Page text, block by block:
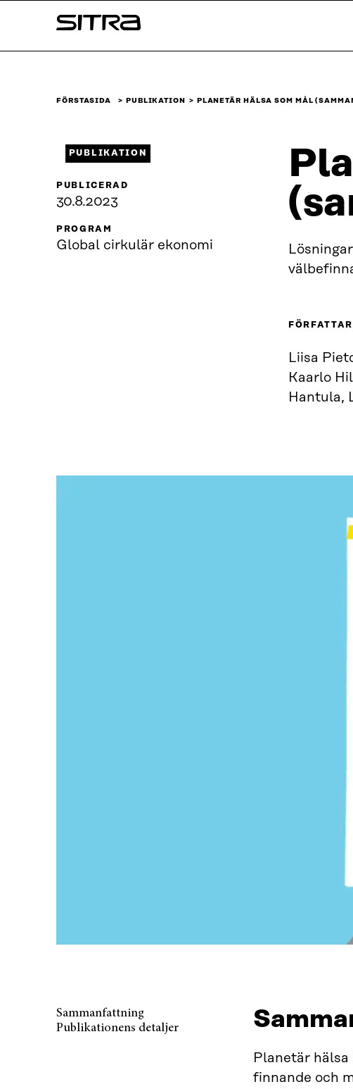
↓
Sitra
FÖRSTASIDA PUBLIKATION PLANETÄR HÄLSA SOM MÅL
Liisa
Kaarlo
Hantula,
PUBLIKATION
PUBLICERAD
30.8.2023
PROGRAM
Global cirkulär ekonomi
Sammanfattning
Publikationens detaljer
Planetär
finnande och